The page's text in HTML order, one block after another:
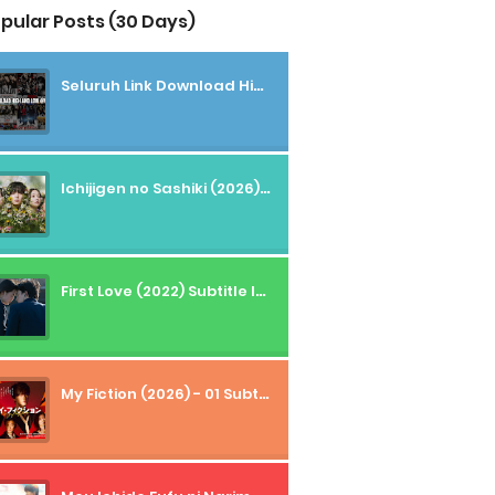
Posts (30 Days)
Seluruh Link Download High And Low Subtitle Indonesia
Ichijigen no Sashiki (2026) - 01 Subtitle Indonesia
First Love (2022) Subtitle Indonesia + Tanpa Iklan + Streaming + 1080p
My Fiction (2026) - 01 Subtitle Indonesia